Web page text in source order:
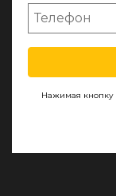
Нажимая кнопку